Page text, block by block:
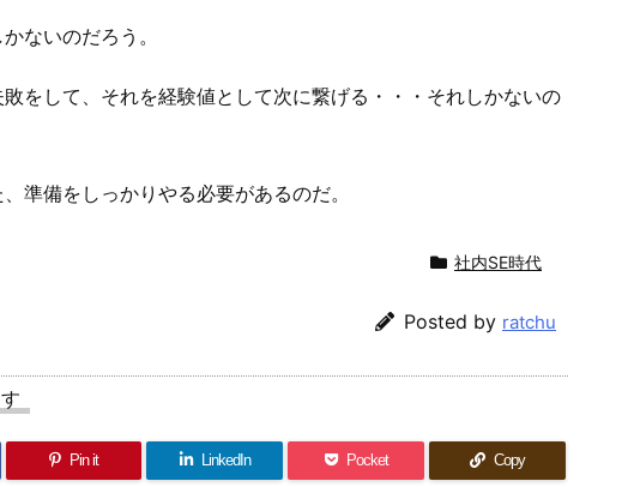
ないのだろう。
をして、それを経験値として次に繋げる・・・それしかないの
準備をしっかりやる必要があるのだ。
社内SE時代
Posted by ratchu
Pin it LinkedIn Pocket Copy